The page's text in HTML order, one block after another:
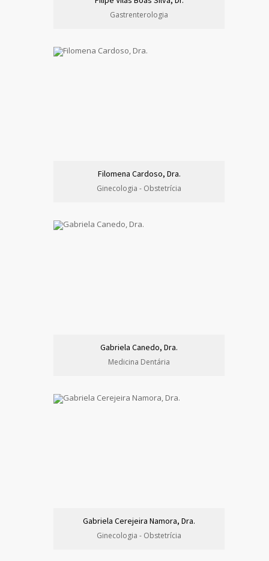
Gastrenterologia
Filomena Cardoso, Dra.
Ginecologia - Obstetrícia
Gabriela Canedo, Dra.
Medicina Dentária
Gabriela Cerejeira Namora, Dra.
Ginecologia - Obstetrícia